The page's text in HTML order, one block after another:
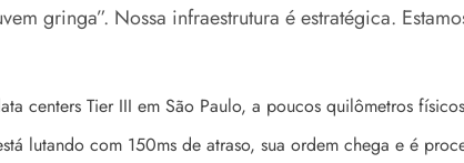
gringa”. Nossa infraestrutura é estratégica.
centers Tier III em São Paulo, a poucos quilômetros
lutando com 150ms de atraso, sua ordem chega e é